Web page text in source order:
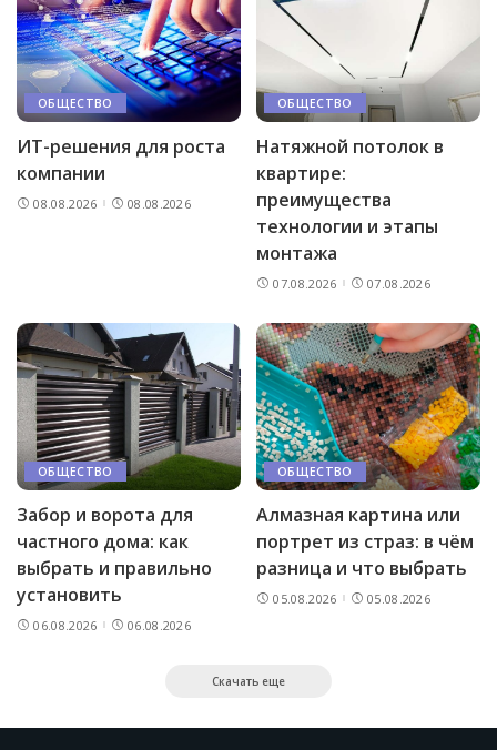
ОБЩЕСТВО
ИТ-решения для роста
компании
08.08.2026 08.08.2026
ОБЩЕСТВО
Натяжной потолок в
квартире:
преимущества
технологии и этапы
монтажа
07.08.2026 07.08.2026
ОБЩЕСТВО
Забор и ворота для
частного дома: как
выбрать и правильно
установить
06.08.2026 06.08.2026
ОБЩЕСТВО
Алмазная картина или
портрет из страз: в чём
разница и что выбрать
05.08.2026 05.08.2026
Скачать еще